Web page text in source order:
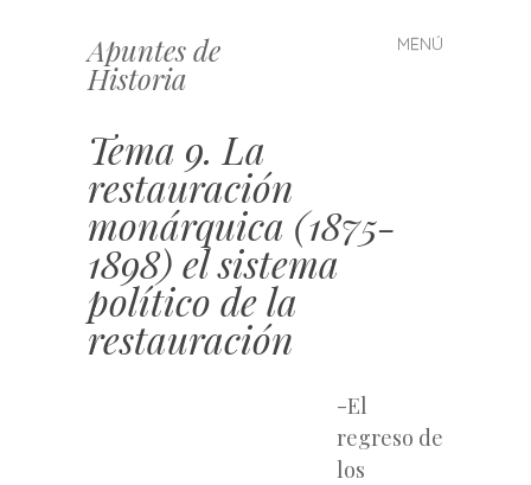
Apuntes de
Historia
MENÚ
Saltar
al
Tema 9. La
restauración
monárquica (1875-
1898) el sistema
político de la
restauración
-El
regreso de
los